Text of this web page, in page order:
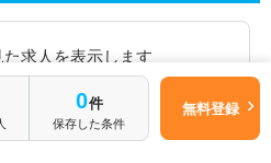
求人を表示します
してみる
0件
保存した条件
無料登録